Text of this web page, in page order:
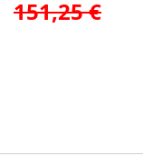
151,25 €